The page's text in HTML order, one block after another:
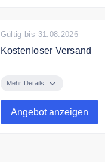
Gültig bis 31.08.2026
Kostenloser Versand
versandkostenfrei nach
Mehr Details
Angebot anzeigen